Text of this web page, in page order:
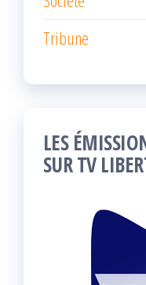
Tribune
LES
SUR TV